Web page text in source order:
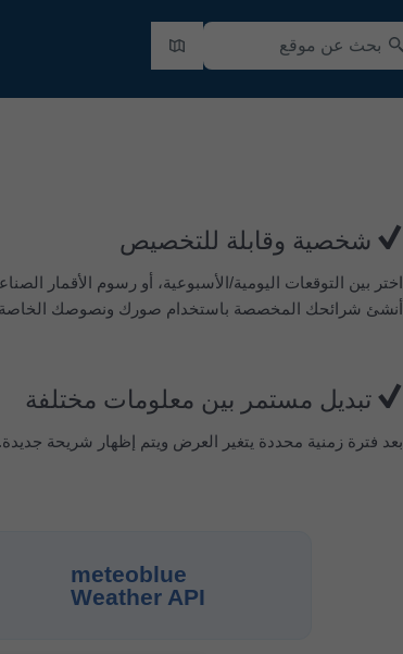
شخصية وقابلة للتخصيص
اختر بين التوقعات اليومية/الأسبوعية، أو رسوم الأقمار
أنشئ شرائحك المخصصة باستخدام صورك ونصوصك
تبديل مستمر بين معلومات مختلفة
بعد فترة زمنية محددة يتغير العرض ويتم إظهار شريحة جديدة.
meteoblue
Weather API